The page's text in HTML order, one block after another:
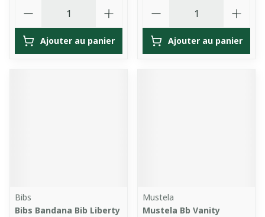
Ajouter au panier Ajouter au panier
Bibs
Bibs Bandana Bib Liberty
Mustela
Mustela Bb Vanity